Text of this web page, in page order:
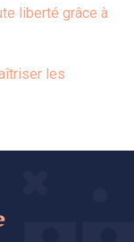
liberté grâce à
les